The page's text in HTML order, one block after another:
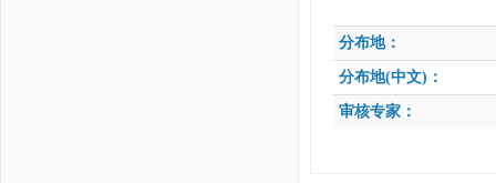
分布地：
分布地(中文)：
审核专家：